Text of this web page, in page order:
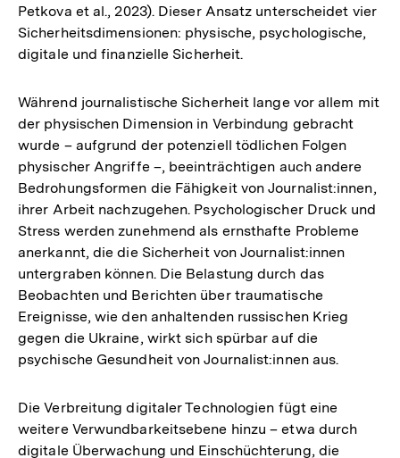
Petkova et al., 2023). Dieser Ansatz unterscheidet vier
Sicherheitsdimensionen: physische, psychologische,
digitale und finanzielle Sicherheit.
Während journalistische Sicherheit lange vor allem mit
der physischen Dimension in Verbindung gebracht
wurde – aufgrund der potenziell tödlichen Folgen
physischer Angriffe –, beeinträchtigen auch andere
Bedrohungsformen die Fähigkeit von Journalist:innen,
ihrer Arbeit nachzugehen. Psychologischer Druck und
Stress werden zunehmend als ernsthafte Probleme
anerkannt, die die Sicherheit von Journalist:innen
untergraben können. Die Belastung durch das
Beobachten und Berichten über traumatische
Ereignisse, wie den anhaltenden russischen Krieg
gegen die Ukraine, wirkt sich spürbar auf die
psychische Gesundheit von Journalist:innen aus.
Die Verbreitung digitaler Technologien fügt eine
weitere Verwundbarkeitsebene hinzu – etwa durch
digitale Überwachung und Einschüchterung, die